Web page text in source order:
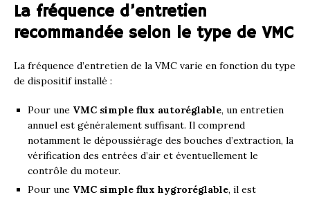
La fréquence d’entretien
recommandée selon le type de VMC
La fréquence d’entretien de la VMC varie en fonction du type
de dispositif installé :
Pour une VMC simple flux autoréglable, un entretien
annuel est généralement suffisant. Il comprend
notamment le dépoussiérage des bouches d’extraction, la
vérification des entrées d’air et éventuellement le
contrôle du moteur.
Pour une VMC simple flux hygroréglable, il est